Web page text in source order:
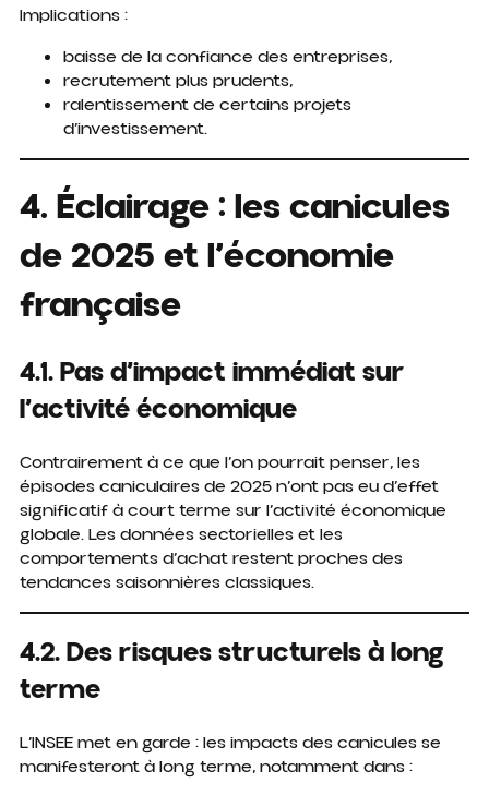
Implications :
baisse de la confiance des entreprises,
recrutement plus prudents,
ralentissement de certains projets
d’investissement.
4. Éclairage : les canicules
de 2025 et l’économie
française
4.1. Pas d’impact immédiat sur
l’activité économique
Contrairement à ce que l’on pourrait penser, les
épisodes caniculaires de 2025 n’ont pas eu d’effet
significatif à court terme sur l’activité économique
globale. Les données sectorielles et les
comportements d’achat restent proches des
tendances saisonnières classiques.
4.2. Des risques structurels à long
terme
L’INSEE met en garde : les impacts des canicules se
manifesteront à long terme, notamment dans :